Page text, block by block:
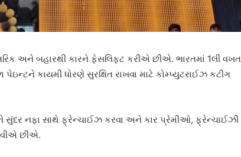
અને બહારથી કારને ફેસલિફ્ટ કરીએ છીએ. ભારતમાં 1લી વખત
કાયમી ધોરણે સુરક્ષિત રાખવા માટે કોમ્પ્યુટરાઈઝ કટીંગ
સુંદર નફા સાથે ફ્રેન્ચાઈઝ કરવા અને કાર પ્રેમીઓ, ફ્રેન્ચાઈઝી
છીએ.